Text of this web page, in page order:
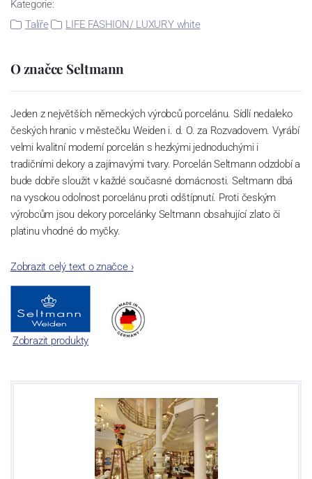
Kategorie:
Talíře
LIFE FASHION/ LUXURY white
O značce Seltmann
Jeden z největších německých výrobců porcelánu. Sídlí nedaleko
českých hranic v městečku Weiden i. d. O. za Rozvadovem. Vyrábí
velmi kvalitní moderní porcelán s hezkými jednoduchými i
tradičními dekory a zajímavými tvary. Porcelán Seltmann odzdobí a
bude dobře sloužit v každé současné domácnosti. Seltmann dbá
na vysokou odolnost porcelánu proti odštípnutí. Proti českým
výrobcům jsou dekory porcelánky Seltmann obsahující zlato či
platinu vhodné do myčky.
Zobrazit celý text o značce›
Zobrazit produkty